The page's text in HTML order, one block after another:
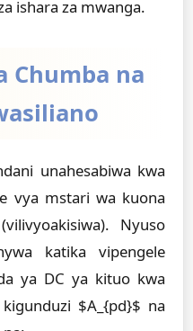
ishara za mwanga.
Chumba na
unahesabiwa kwa
vya mstari wa kuona
Nyuso
katika vipengele
ya DC ya kituo kwa
$A_{pd}$ na